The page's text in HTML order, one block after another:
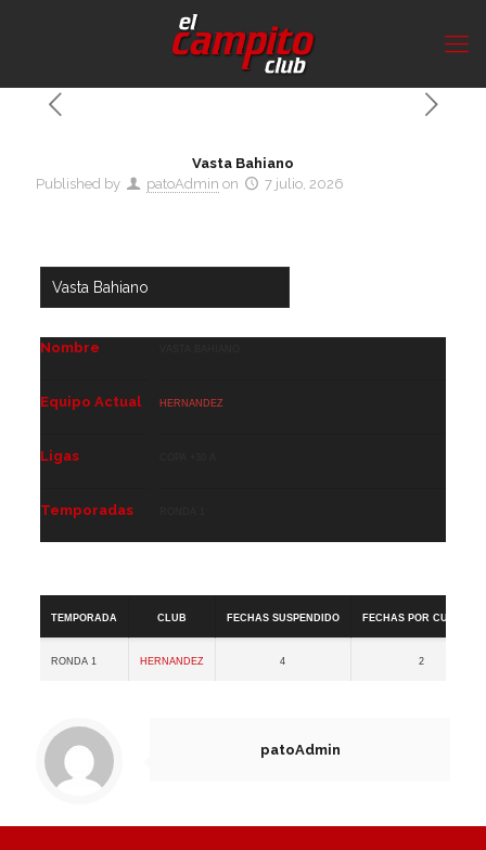
Vasta Bahiano
Published by
patoAdmin on 7 julio, 2026
Nombre
Equipo Actual Hernandez
Ligas
Temporadas
Temporada
Club Fechas Suspendido Fechas por cumplir
Ronda 1 Hernandez 4 2
patoAdmin